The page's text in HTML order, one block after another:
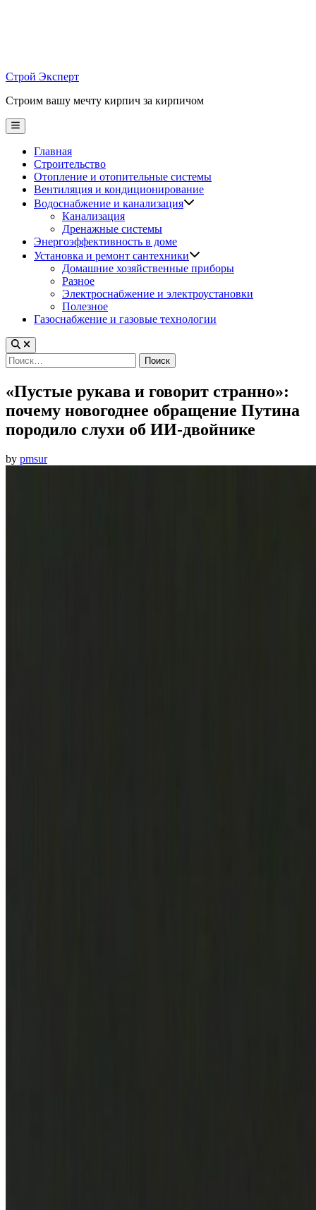
Строй Эксперт
Строим вашу мечту кирпич за кирпичом
Main
Menu
Главная
Строительство
Отопление и отопительные системы
Вентиляция и кондиционирование
Водоснабжение и канализация
Канализация
Дренажные системы
Энергоэффективность в доме
Установка и ремонт сантехники
Домашние хозяйственные приборы
Разное
Электроснабжение и электроустановки
Полезное
Газоснабжение и газовые технологии
Найти:
«Пустые рукава и говорит странно»:
почему новогоднее обращение Путина
породило слухи об ИИ-двойнике
by pmsur